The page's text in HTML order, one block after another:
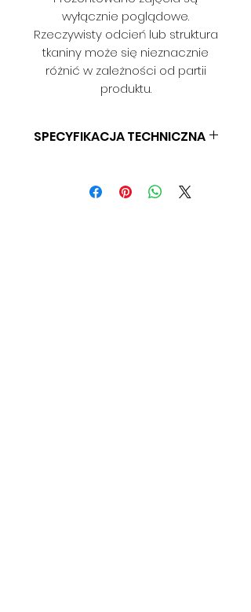
wyłącznie poglądowe.
Rzeczywisty odcień lub struktura
tkaniny może się nieznacznie
różnić w zależności od partii
produktu.
SPECYFIKACJA TECHNICZNA
GRAMATURA: 390 G/MB
SZEROKOŚĆ: 140 CM